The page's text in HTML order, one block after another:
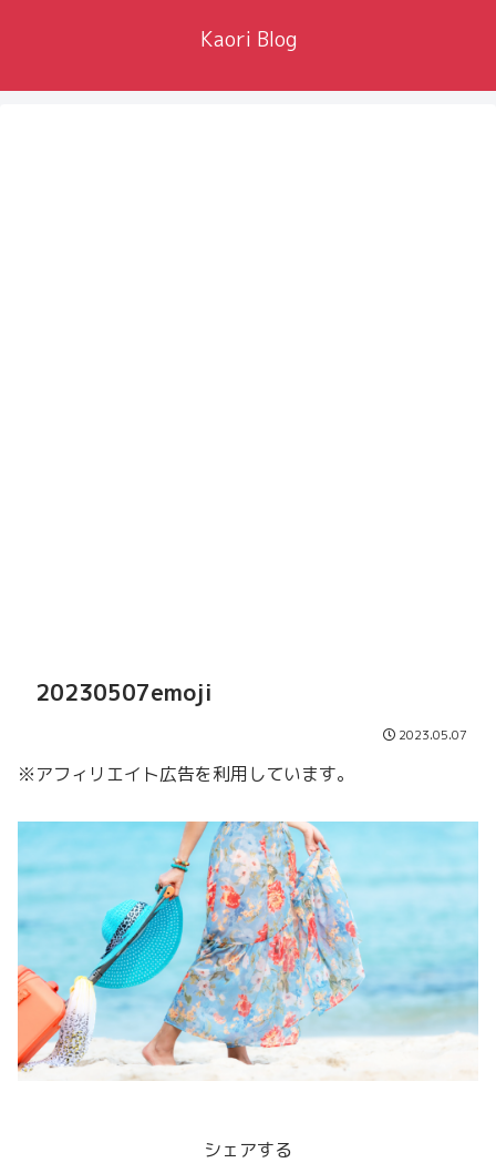
Kaori Blog
20230507emoji
2023.05.07
※アフィリエイト広告を利用しています。
シェアする